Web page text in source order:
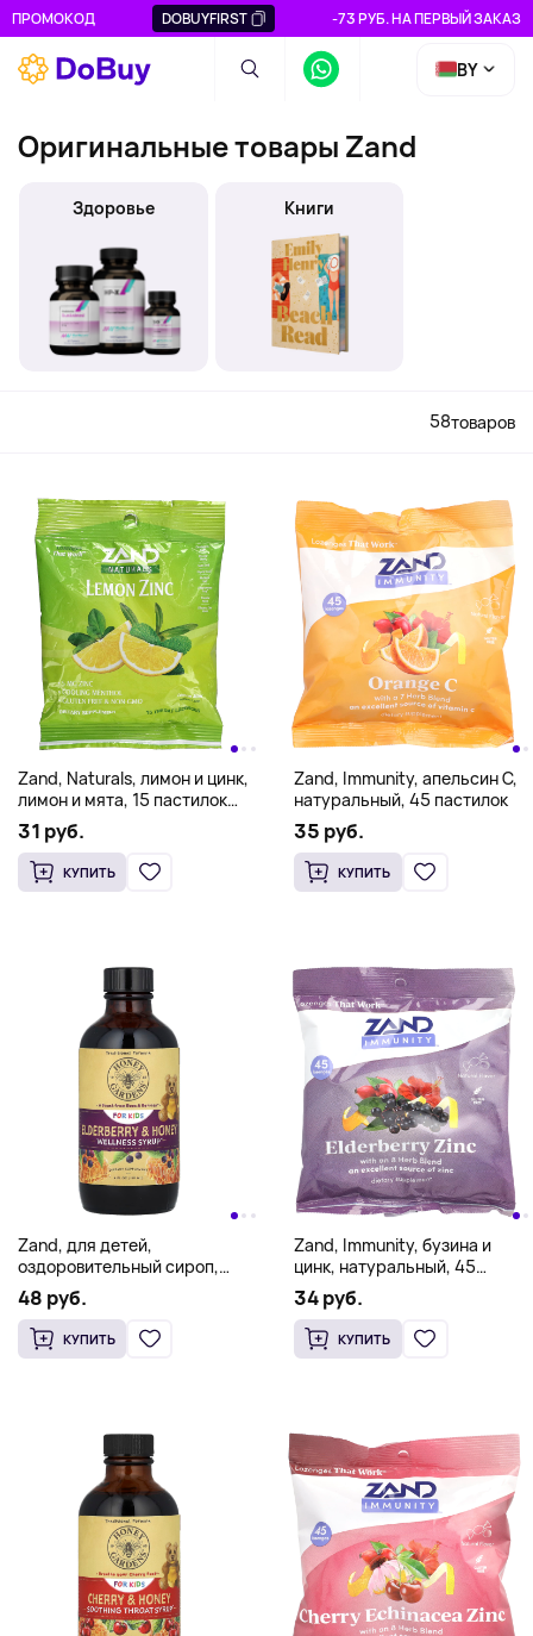
ПРОМОКОД DOBUYFIRST -73 РУБ. НА ПЕРВЫЙ ЗАКАЗ
BY
Оригинальные товары Zand
Здоровье Книги
58товаров
Zand, Naturals, лимон и цинк,
лимон и мята, 15 пастилок
для горла
31 руб.
КУПИТЬ
Zand, Immunity, апельсин C,
натуральный, 45 пастилок
35 руб.
КУПИТЬ
Zand, для детей,
оздоровительный сироп,
бузина и мед, 118 мл (4 жидк.
унции)
48 руб.
КУПИТЬ
Zand, Immunity, бузина и
цинк, натуральный, 45
пастилок
34 руб.
КУПИТЬ